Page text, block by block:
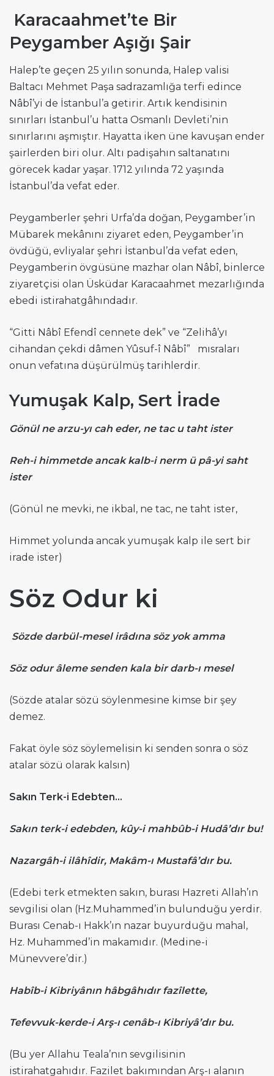
Karacaahmet’te Bir
Peygamber Aşığı Şair
Halep’te geçen 25 yılın sonunda, Halep valisi
Baltacı Mehmet Paşa sadrazamlığa terfi edince
Nâbî’yi de İstanbul’a getirir. Artık kendisinin
sınırları İstanbul’u hatta Osmanlı Devleti’nin
sınırlarını aşmıştır. Hayatta iken üne kavuşan ender
şairlerden biri olur. Altı padişahın saltanatını
görecek kadar yaşar. 1712 yılında 72 yaşında
İstanbul’da vefat eder.
Peygamberler şehri Urfa’da doğan, Peygamber’in
Mübarek mekânını ziyaret eden, Peygamber’in
övdüğü, evliyalar şehri İstanbul’da vefat eden,
Peygamberin övgüsüne mazhar olan Nâbî, binlerce
ziyaretçisi olan Üsküdar Karacaahmet mezarlığında
ebedi istirahatgâhındadır.
“Gitti Nâbî Efendî cennete dek” ve “Zelihâ’yı
cihandan çekdi dâmen Yûsuf-î Nâbî” mısraları
onun vefatına düşürülmüş tarihlerdir.
Yumuşak Kalp, Sert İrade
Gönül ne arzu-yı cah eder, ne tac u taht ister
Reh-i himmetde ancak kalb-i nerm ü pâ-yi saht
ister
(Gönül ne mevki, ne ikbal, ne tac, ne taht ister,
Himmet yolunda ancak yumuşak kalp ile sert bir
irade ister)
Söz Odur ki
Sözde darbül-mesel irâdına söz yok amma
Söz odur âleme senden kala bir darb-ı mesel
(Sözde atalar sözü söylenmesine kimse bir şey
demez.
Fakat öyle söz söylemelisin ki senden sonra o söz
atalar sözü olarak kalsın)
Sakın Terk-i Edebten…
Sakın terk-i edebden, kûy-i mahbûb-i Hudâ’dır bu!
Nazargâh-i ilâhîdir, Makâm-ı Mustafâ’dır bu.
(Edebi terk etmekten sakın, burası Hazreti Allah’ın
sevgilisi olan (Hz.Muhammed’in bulunduğu yerdir.
Burası Cenab-ı Hakk’ın nazar buyurduğu mahal,
Hz. Muhammed’in makamıdır. (Medine-i
Münevvere’dir.)
Habîb-i Kibriyânın hâbgâhıdır fazîlette,
Tefevvuk-kerde-i Arş-ı cenâb-ı Kibriyâ’dır bu.
(Bu yer Allahu Teala’nın sevgilisinin
istirahatgahıdır. Fazilet bakımından Arş-ı alanın